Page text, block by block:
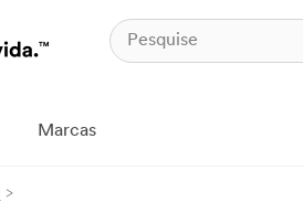
Marcas